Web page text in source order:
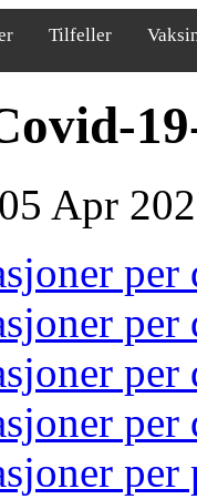
Tilfeller
Apr
per
per
per
per
per